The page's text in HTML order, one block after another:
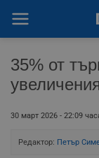
35% от
30 март 2026 - 22:09
Редактор: Петър